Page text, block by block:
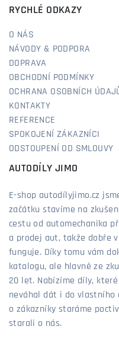
RYCHLÉ ODKAZY
O NÁS
NÁVODY & PODPORA
DOPRAVA
OBCHODNÍ PODMÍNKY
OCHRANA OSOBNÍCH
KONTAKTY
REFERENCE
SPOKOJENÍ ZÁKAZNÍCI
ODSTOUPENÍ OD SMLOUVY
AUTODÍLY JIMO
E-shop autodílyjimo.cz
začátku stavíme na
cestu od automechanika
a prodej aut, takže dobře
funguje. Díky tomu vám
katalogu, ale hlavně ze
20 let. Nabízíme díly,
neváhal dát i do vlastního
o zákazníky staráme
starali o nás.